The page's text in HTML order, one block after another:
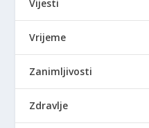
Vijesti
Vrijeme
Zanimljivosti
Zdravlje